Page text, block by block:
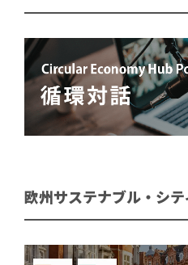
欧州サステナブル・シ